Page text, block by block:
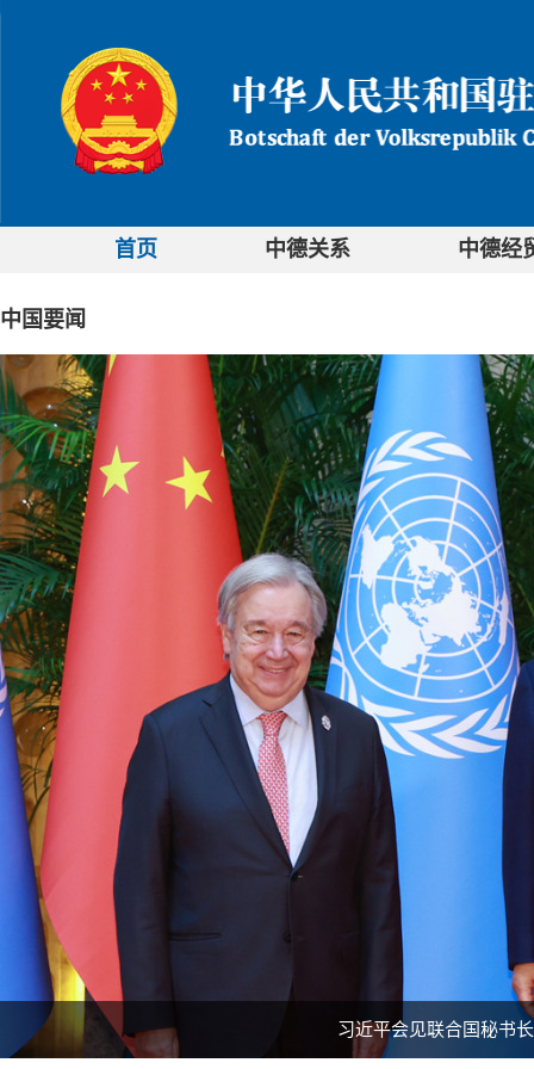
首页 中德关系 中德经
中国要闻
习近平会见联合国秘书